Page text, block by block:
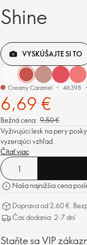
Shine
VYSKÚŠAJTE SI TO
Creamy Caramel 46398
6,69 €
Bežná cena: 9,50 €
Vyživujúci lesk na pery
vyzerajúci vzhľad.
Čítať viac
Naša najnižšia cena
Doprava od 2,60 €.
Čas dodania: 2-7 dní
Staňte sa VIP